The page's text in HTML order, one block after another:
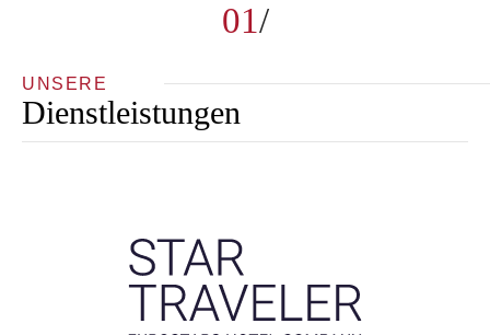
01
UNSERE
Dienstleistungen